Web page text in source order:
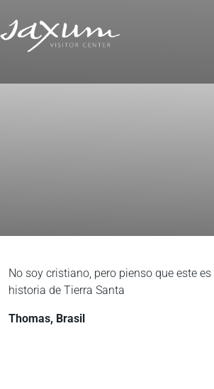
No soy cristiano, pero pienso que este
historia de Tierra Santa
Thomas, Brasil